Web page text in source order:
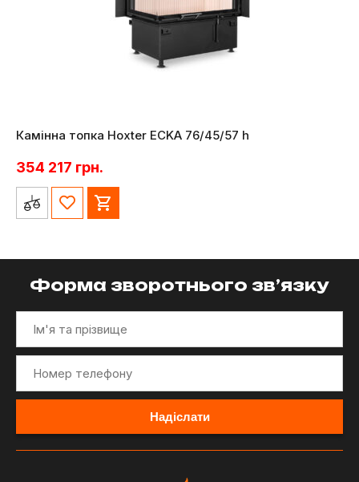
Камінна топка Hoxter ECKA 76/45/57 h
354 217 грн.
Форма зворотнього зв’язку